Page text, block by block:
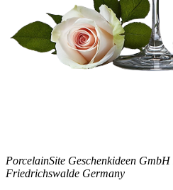
PorcelainSite Geschenkideen GmbH
Friedrichswalde Germany